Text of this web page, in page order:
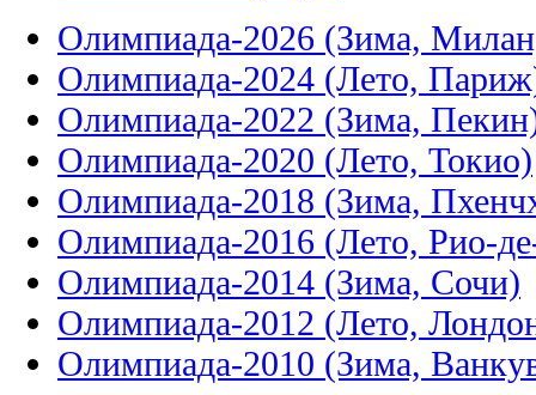
Олимпиада-2026 (Зима,
Олимпиада-2024 (Лето,
Олимпиада-2022 (Зима,
Олимпиада-2020 (Лето, Токио)
Олимпиада-2018 (Зима,
Олимпиада-2016 (Лето, Рио-
Олимпиада-2014 (Зима, Сочи)
Олимпиада-2012 (Лето,
Олимпиада-2010 (Зима,